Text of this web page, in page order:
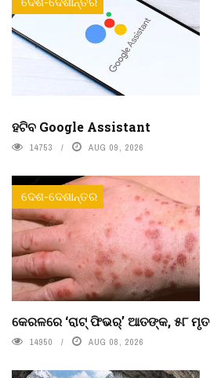
ହଟିବ Google Assistant
14753 AUG 09, 2026
ଦେଶ-ଦେଶାନ୍ତର
କେରଳରେ ‘ରାଟ୍ ଫିଭର୍’ ଆତଙ୍କ, ୫୮ ମୃତ
14950 AUG 08, 2026